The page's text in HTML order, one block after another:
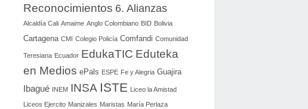
Reconocimientos 6. Alianzas
Alcaldía Cali Amaime Anglo Colombiano BID Bolivia
Cartagena CMI Colegio Policía Comfandi Comunidad
Teresiana Ecuador EdukaTIC Eduteka
en Medios ePals ESPE Fe y Alegria Guajira
Ibagué INEM INSA ISTE Liceo la Amistad
Liceos Ejercito Manizales Maristas María Perlaza